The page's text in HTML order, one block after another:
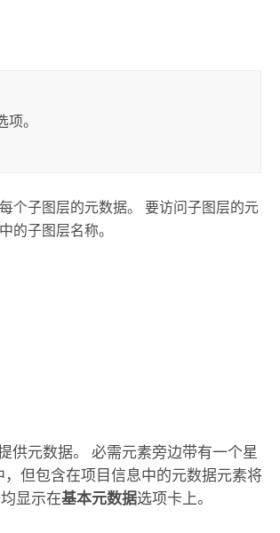
。
个子图层的元数据。 要访问子图层的元
的子图层名称。
供元数据。 必需元素旁边带有一个星
但包含在项目信息中的元数据元素将
显示在基本元数据选项卡上。